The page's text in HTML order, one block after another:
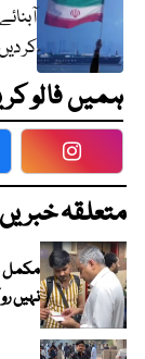
کر
ہمیں فالو
متعلقہ خبریں
مکمل
نہیں